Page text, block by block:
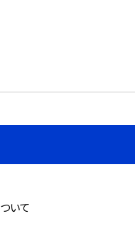
いて